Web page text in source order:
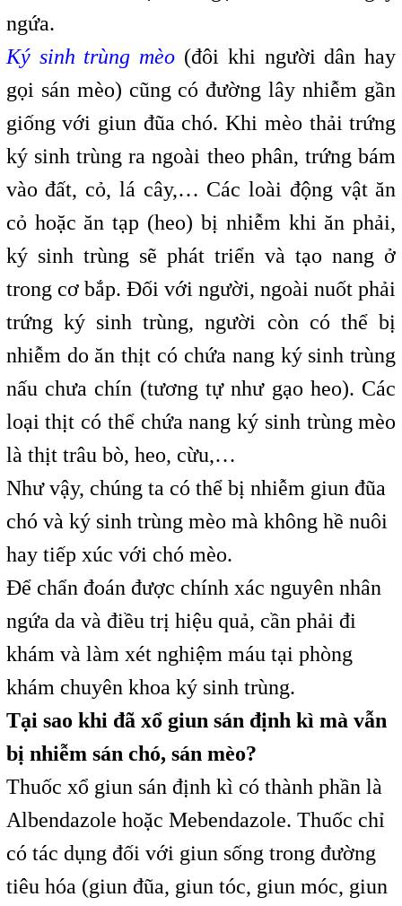
ngứa.
Ký sinh trùng mèo (đôi khi người dân hay
gọi sán mèo) cũng có đường lây nhiễm gần
giống với giun đũa chó. Khi mèo thải trứng
ký sinh trùng ra ngoài theo phân, trứng bám
vào đất, cỏ, lá cây,… Các loài động vật ăn
cỏ hoặc ăn tạp (heo) bị nhiễm khi ăn phải,
ký sinh trùng sẽ phát triển và tạo nang ở
trong cơ bắp. Đối với người, ngoài nuốt phải
trứng ký sinh trùng, người còn có thể bị
nhiễm do ăn thịt có chứa nang ký sinh trùng
nấu chưa chín (tương tự như gạo heo). Các
loại thịt có thể chứa nang ký sinh trùng mèo
là thịt trâu bò, heo, cừu,…
Như vậy, chúng ta có thể bị nhiễm giun đũa
chó và ký sinh trùng mèo mà không hề nuôi
hay tiếp xúc với chó mèo.
Để chẩn đoán được chính xác nguyên nhân
ngứa da và điều trị hiệu quả, cần phải đi
khám và làm xét nghiệm máu tại phòng
khám chuyên khoa ký sinh trùng.
Tại sao khi đã xổ giun sán định kì mà vẫn
bị nhiễm sán chó, sán mèo?
Thuốc xổ giun sán định kì có thành phần là
Albendazole hoặc Mebendazole. Thuốc chỉ
có tác dụng đối với giun sống trong đường
tiêu hóa (giun đũa, giun tóc, giun móc, giun